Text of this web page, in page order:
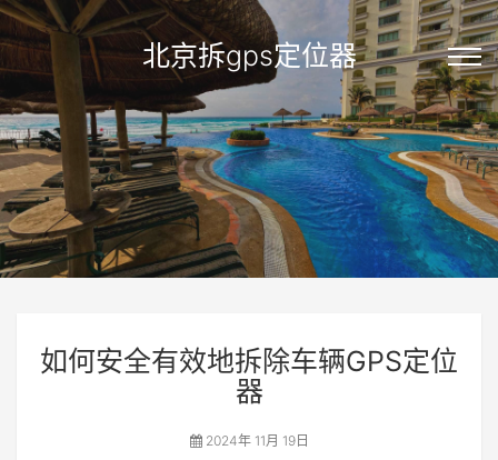
北京拆gps定位器
如何安全有效地拆除车辆GPS定位
器
2024年 11月 19日